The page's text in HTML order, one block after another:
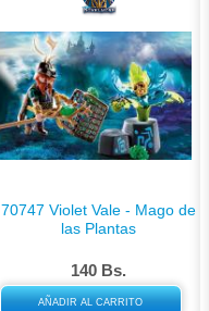
70747 Violet Vale - Mago de
las Plantas
140 Bs.
AÑADIR AL CARRITO